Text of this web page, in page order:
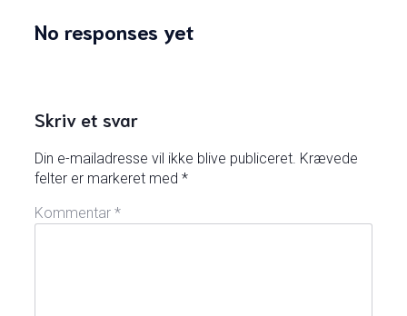
No responses yet
Skriv et svar
Din e-mailadresse vil ikke blive publiceret. Krævede
felter er markeret med *
Kommentar *